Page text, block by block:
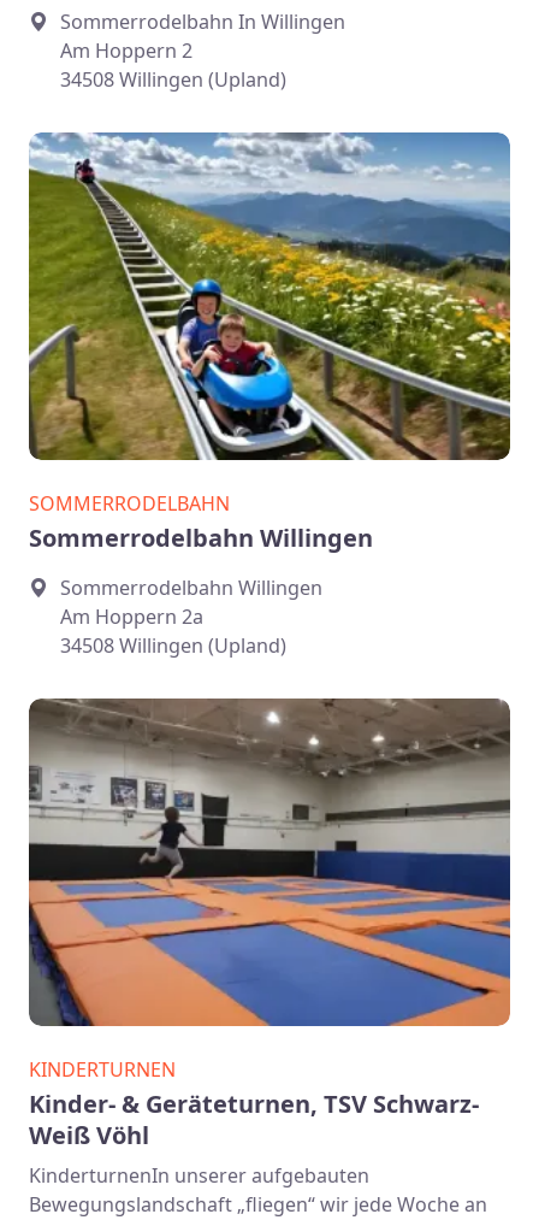
Sommerrodelbahn In Willingen
Am Hoppern 2
34508 Willingen (Upland)
SOMMERRODELBAHN
Sommerrodelbahn Willingen
Sommerrodelbahn Willingen
Am Hoppern 2a
34508 Willingen (Upland)
KINDERTURNEN
Kinder- & Geräteturnen, TSV Schwarz-
Weiß Vöhl
KinderturnenIn unserer aufgebauten
Bewegungslandschaft „fliegen“ wir jede Woche an